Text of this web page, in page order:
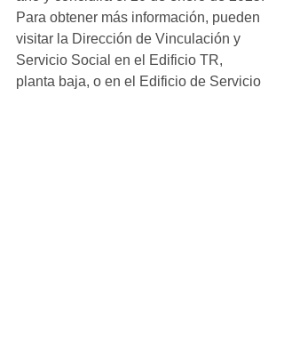
Para obtener más información, pueden
visitar la Dirección de Vinculación y
Servicio Social en el Edificio TR,
planta baja, o en el Edificio de Servicio